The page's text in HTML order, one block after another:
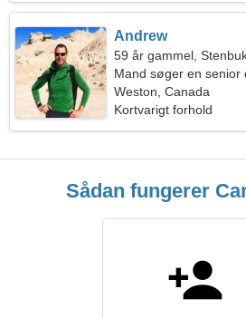
Andrew
59 år gammel,
Mand søger en senior
Weston, Canada
Kortvarigt forhold
Sådan fungerer